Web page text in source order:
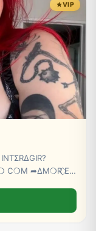
VIP
C❍M ➦∆M❍R ⃟E